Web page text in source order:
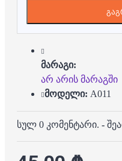
მარაგი:
არ არის მარაგში
მოდელი: A011
სულ 0 კომენტარი. -